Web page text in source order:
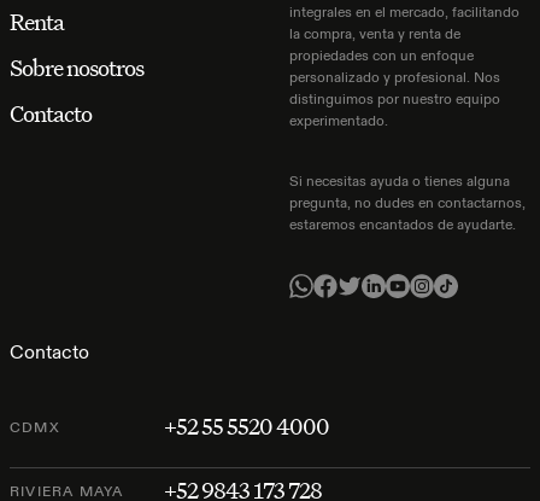
Renta
Sobre nosotros
Contacto
Contacto
CDMX +52 55 5520 4000
RIVIERA MAYA +52 9843 173 728
integrales en el mercado, facilitando
la compra, venta y renta de
propiedades con un enfoque
personalizado y profesional. Nos
distinguimos por nuestro equipo
experimentado.
Si necesitas ayuda o tienes alguna
pregunta, no dudes en contactarnos,
estaremos encantados de ayudarte.